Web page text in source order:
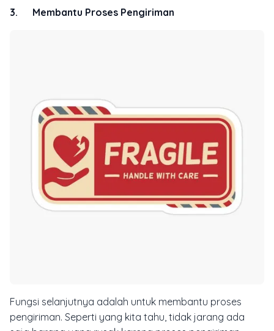
3. Membantu Proses Pengiriman
Fungsi selanjutnya adalah untuk membantu proses
pengiriman. Seperti yang kita tahu, tidak jarang ada